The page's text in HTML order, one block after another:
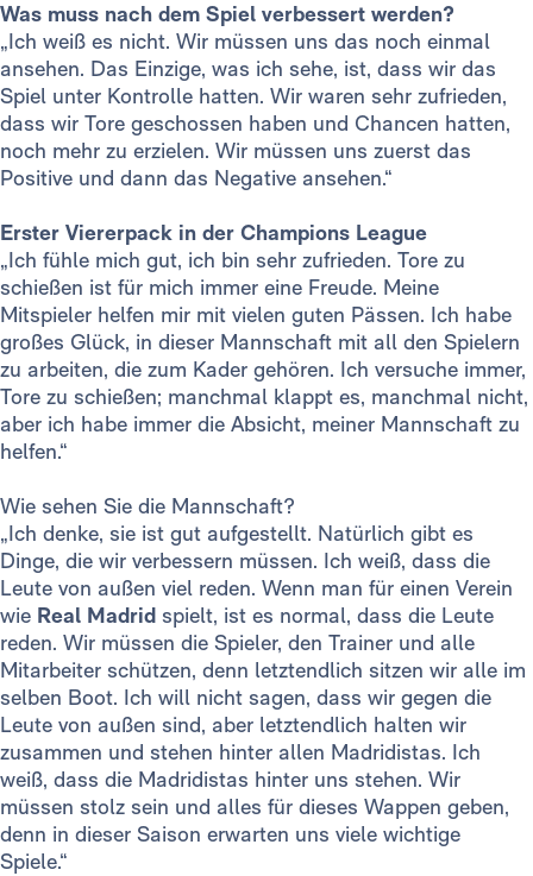
Was muss nach dem Spiel verbessert werden?
„Ich weiß es nicht. Wir müssen uns das noch einmal
ansehen. Das Einzige, was ich sehe, ist, dass wir das
Spiel unter Kontrolle hatten. Wir waren sehr zufrieden,
dass wir Tore geschossen haben und Chancen hatten,
noch mehr zu erzielen. Wir müssen uns zuerst das
Positive und dann das Negative ansehen.“
Erster Viererpack in der Champions League
„Ich fühle mich gut, ich bin sehr zufrieden. Tore zu
schießen ist für mich immer eine Freude. Meine
Mitspieler helfen mir mit vielen guten Pässen. Ich habe
großes Glück, in dieser Mannschaft mit all den Spielern
zu arbeiten, die zum Kader gehören. Ich versuche immer,
Tore zu schießen; manchmal klappt es, manchmal nicht,
aber ich habe immer die Absicht, meiner Mannschaft zu
helfen.“
Wie sehen Sie die Mannschaft?
„Ich denke, sie ist gut aufgestellt. Natürlich gibt es
Dinge, die wir verbessern müssen. Ich weiß, dass die
Leute von außen viel reden. Wenn man für einen Verein
wie Real Madrid spielt, ist es normal, dass die Leute
reden. Wir müssen die Spieler, den Trainer und alle
Mitarbeiter schützen, denn letztendlich sitzen wir alle im
selben Boot. Ich will nicht sagen, dass wir gegen die
Leute von außen sind, aber letztendlich halten wir
zusammen und stehen hinter allen Madridistas. Ich
weiß, dass die Madridistas hinter uns stehen. Wir
müssen stolz sein und alles für dieses Wappen geben,
denn in dieser Saison erwarten uns viele wichtige
Spiele.“